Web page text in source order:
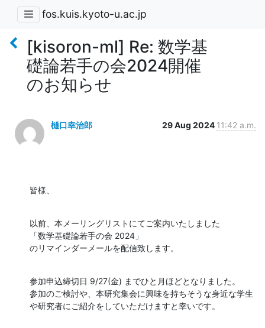
fos.kuis.kyoto-u.ac.jp
[kisoron-ml] Re: 数学基
礎論若手の会2024開催
のお知らせ
樋口幸治郎 29 Aug 2024 11:42 a.m.
皆様、
以前、本メーリングリストにてご案内いたしました
「数学基礎論若手の会 2024」
のリマインダーメールを配信致します。
参加申込締切日 9/27(金) までひと月ほどとなりました。
参加のご検討や、本研究集会に興味を持ちそうな身近な学生
や研究者にご紹介をしていただけますと幸いです。